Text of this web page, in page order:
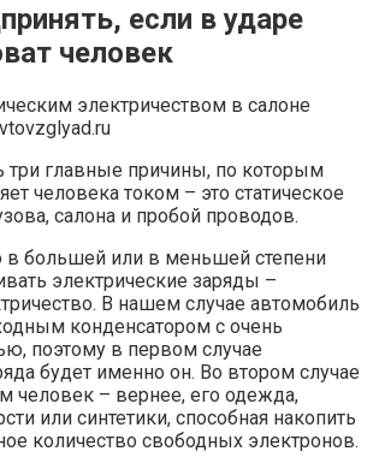
если в ударе
человек
главные причины, по которым
человека током – это статическое
салона и пробой проводов.
большей или в меньшей степени
электрические заряды –
В нашем случае автомобиль
конденсатором с очень
поэтому в первом случае
будет именно он. Во втором случае
человек – вернее, его одежда,
или синтетики, способная накопить
количество свободных электронов.